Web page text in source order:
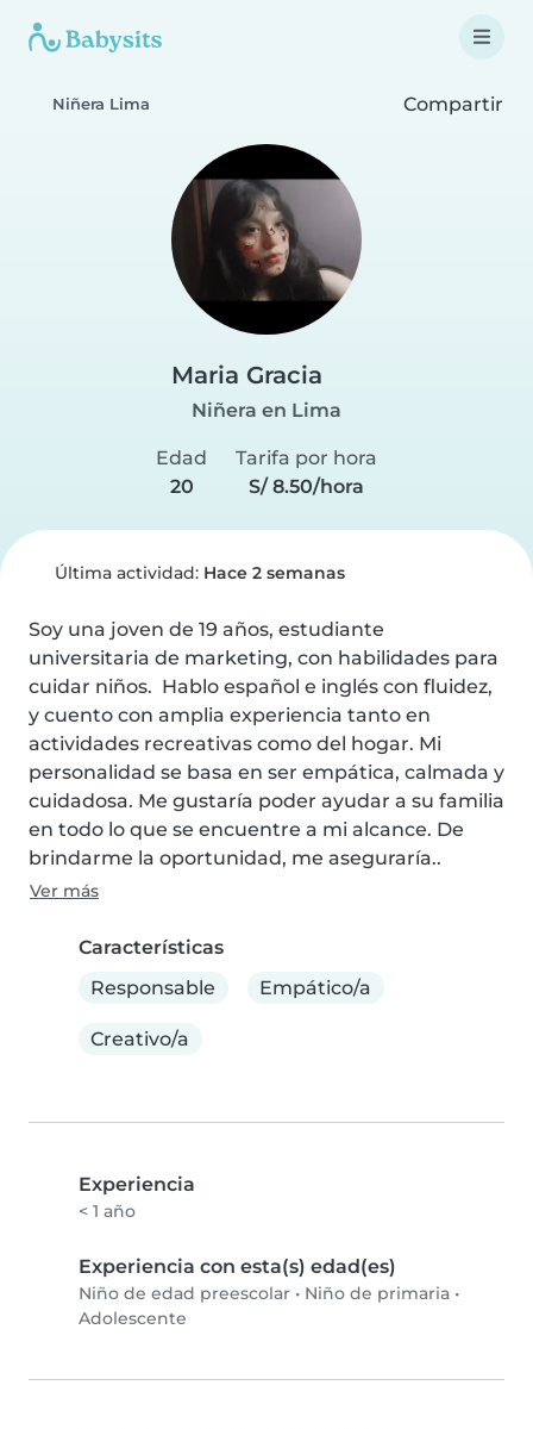
Niñera Lima Compartir
Maria Gracia
Niñera en Lima
Edad
20
Tarifa por hora
S/ 8.50/hora
Última actividad: Hace 2 semanas
Soy una joven de 19 años, estudiante
universitaria de marketing, con habilidades para
cuidar niños.  Hablo español e inglés con fluidez,
y cuento con amplia experiencia tanto en
actividades recreativas como del hogar. Mi
personalidad se basa en ser empática, calmada y
cuidadosa. Me gustaría poder ayudar a su familia
en todo lo que se encuentre a mi alcance. De
brindarme la oportunidad, me aseguraría..
Ver más
Características
Responsable
Empático/a
Creativo/a
Experiencia
< 1 año
Experiencia con esta(s) edad(es)
Niño de edad preescolar • Niño de primaria •
Adolescente